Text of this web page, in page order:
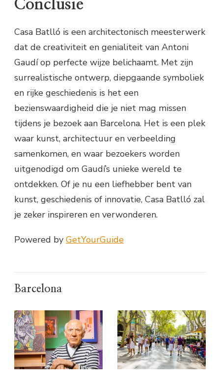
Conclusie
Casa Batlló is een architectonisch meesterwerk
dat de creativiteit en genialiteit van Antoni
Gaudí op perfecte wijze belichaamt. Met zijn
surrealistische ontwerp, diepgaande symboliek
en rijke geschiedenis is het een
bezienswaardigheid die je niet mag missen
tijdens je bezoek aan Barcelona. Het is een plek
waar kunst, architectuur en verbeelding
samenkomen, en waar bezoekers worden
uitgenodigd om Gaudí’s unieke wereld te
ontdekken. Of je nu een liefhebber bent van
kunst, geschiedenis of innovatie, Casa Batlló zal
je zeker inspireren en verwonderen.
Powered by GetYourGuide
Barcelona